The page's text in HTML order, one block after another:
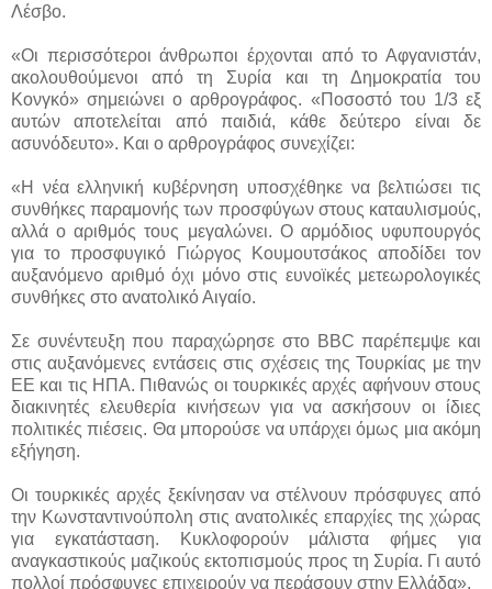
Λέσβο.
«Οι περισσότεροι άνθρωποι έρχονται από το Αφγανιστάν,
ακολουθούμενοι από τη Συρία και τη Δημοκρατία του
Κονγκό» σημειώνει ο αρθρογράφος. «Ποσοστό του 1/3 εξ
αυτών αποτελείται από παιδιά, κάθε δεύτερο είναι δε
ασυνόδευτο». Και ο αρθρογράφος συνεχίζει:
«Η νέα ελληνική κυβέρνηση υποσχέθηκε να βελτιώσει τις
συνθήκες παραμονής των προσφύγων στους καταυλισμούς,
αλλά ο αριθμός τους μεγαλώνει. Ο αρμόδιος υφυπουργός
για το προσφυγικό Γιώργος Κουμουτσάκος αποδίδει τον
αυξανόμενο αριθμό όχι μόνο στις ευνοϊκές μετεωρολογικές
συνθήκες στο ανατολικό Αιγαίο.
Σε συνέντευξη που παραχώρησε στο BBC παρέπεμψε και
στις αυξανόμενες εντάσεις στις σχέσεις της Τουρκίας με την
ΕΕ και τις ΗΠΑ. Πιθανώς οι τουρκικές αρχές αφήνουν στους
διακινητές ελευθερία κινήσεων για να ασκήσουν οι ίδιες
πολιτικές πιέσεις. Θα μπορούσε να υπάρχει όμως μια ακόμη
εξήγηση.
Οι τουρκικές αρχές ξεκίνησαν να στέλνουν πρόσφυγες από
την Κωνσταντινούπολη στις ανατολικές επαρχίες της χώρας
για εγκατάσταση. Κυκλοφορούν μάλιστα φήμες για
αναγκαστικούς μαζικούς εκτοπισμούς προς τη Συρία. Γι αυτό
πολλοί πρόσφυγες επιχειρούν να περάσουν στην Ελλάδα».